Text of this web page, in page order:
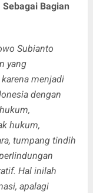
Bagian
Subianto
yang
menjadi
dengan
hukum,
tumpang tindih
Hal inilah
apalagi